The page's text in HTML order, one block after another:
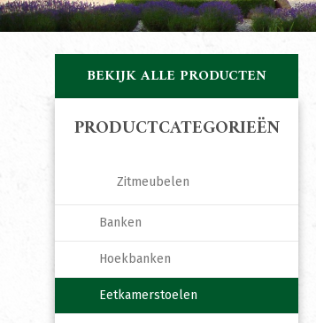
BEKIJK ALLE PRODUCTEN
PRODUCTCATEGORIEËN
Zitmeubelen
Banken
Hoekbanken
Eetkamerstoelen